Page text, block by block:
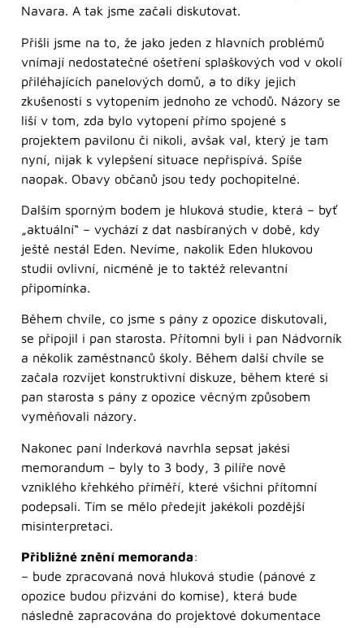
Navara. A tak jsme začali diskutovat.
Přišli jsme na to, že jako jeden z hlavních problémů
vnímají nedostatečné ošetření splaškových vod v okolí
přiléhajících panelových domů, a to díky jejich
zkušenosti s vytopením jednoho ze vchodů. Názory se
liší v tom, zda bylo vytopení přímo spojené s
projektem pavilonu či nikoli, avšak val, který je tam
nyní, nijak k vylepšení situace nepřispívá. Spíše
naopak. Obavy občanů jsou tedy pochopitelné.
Dalším sporným bodem je hluková studie, která – byť
„aktuální“ – vychází z dat nasbíraných v době, kdy
ještě nestál Eden. Nevíme, nakolik Eden hlukovou
studii ovlivní, nicméně je to taktéž relevantní
připomínka.
Během chvíle, co jsme s pány z opozice diskutovali,
se připojil i pan starosta. Přítomni byli i pan Nádvorník
a několik zaměstnanců školy. Během další chvíle se
začala rozvíjet konstruktivní diskuze, během které si
pan starosta s pány z opozice věcným způsobem
vyměňovali názory.
Nakonec paní Inderková navrhla sepsat jakési
memorandum – byly to 3 body, 3 pilíře nově
vzniklého křehkého příměří, které všichni přítomní
podepsali. Tím se mělo předejít jakékoli pozdější
misinterpretaci.
Přibližné znění memoranda:
– bude zpracovaná nová hluková studie (pánové z
opozice budou přizváni do komise), která bude
následně zapracována do projektové dokumentace